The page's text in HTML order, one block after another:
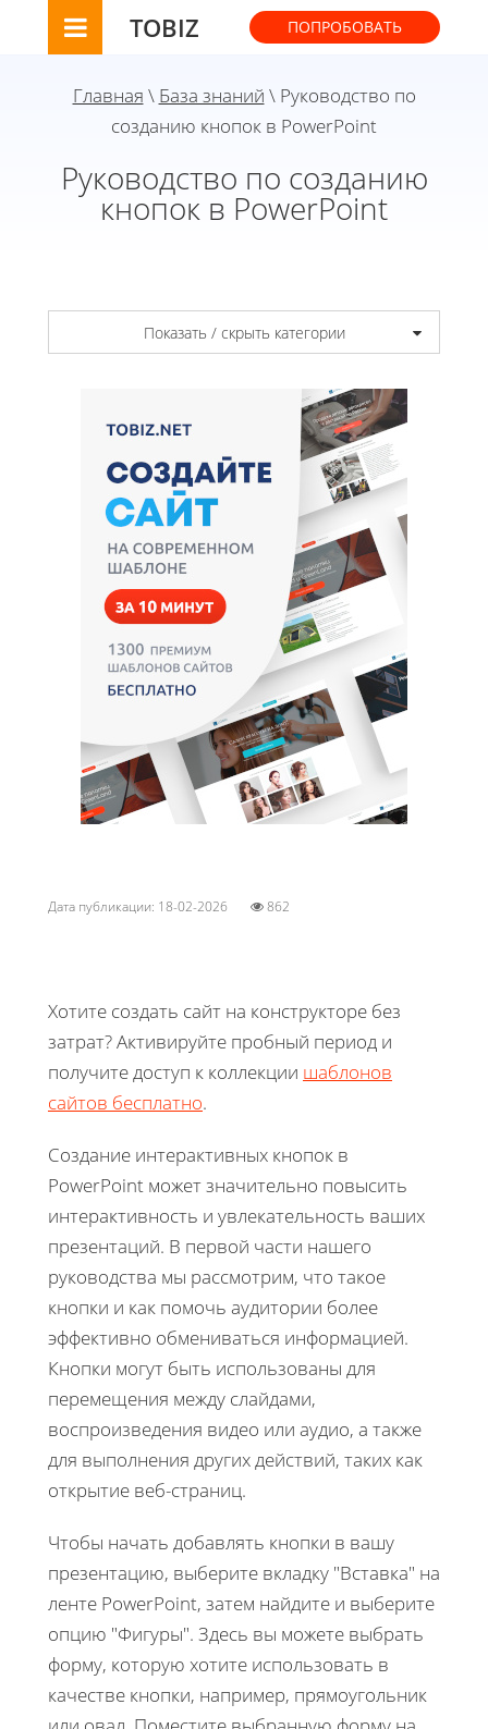
TOBIZ ПОПРОБОВАТЬ
Главная \ База знаний \ Руководство по
созданию кнопок в PowerPoint
Руководство по созданию
кнопок в PowerPoint
Показать / скрыть категории
Дата публикации: 18-02-2026 862
Хотите создать сайт на конструкторе без
затрат? Активируйте пробный период и
получите доступ к коллекции шаблонов
сайтов бесплатно.
Создание интерактивных кнопок в
PowerPoint может значительно повысить
интерактивность и увлекательность ваших
презентаций. В первой части нашего
руководства мы рассмотрим, что такое
кнопки и как помочь аудитории более
эффективно обмениваться информацией.
Кнопки могут быть использованы для
перемещения между слайдами,
воспроизведения видео или аудио, а также
для выполнения других действий, таких как
открытие веб-страниц.
Чтобы начать добавлять кнопки в вашу
презентацию, выберите вкладку "Вставка" на
ленте PowerPoint, затем найдите и выберите
опцию "Фигуры". Здесь вы можете выбрать
форму, которую хотите использовать в
качестве кнопки, например, прямоугольник